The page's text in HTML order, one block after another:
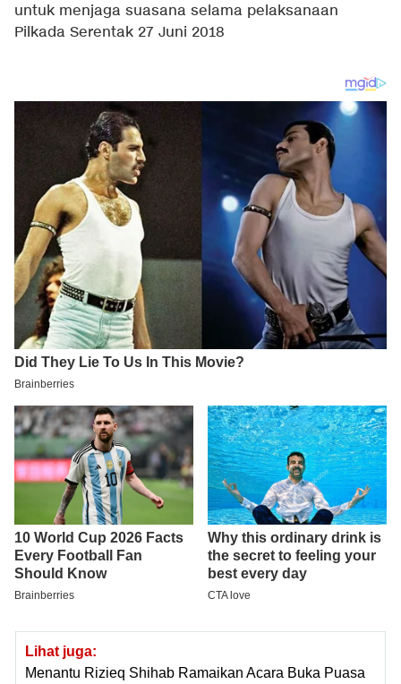
untuk menjaga suasana selama pelaksanaan
Pilkada Serentak 27 Juni 2018
Lihat juga:
Menantu Rizieq Shihab Ramaikan Acara Buka Puasa